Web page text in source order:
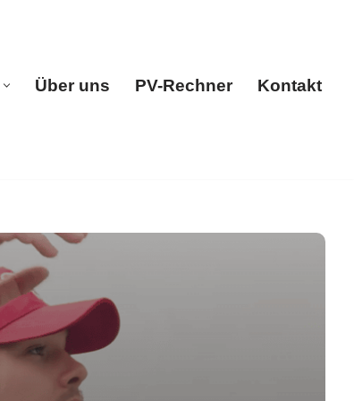
Über uns PV-Rechner Kontakt